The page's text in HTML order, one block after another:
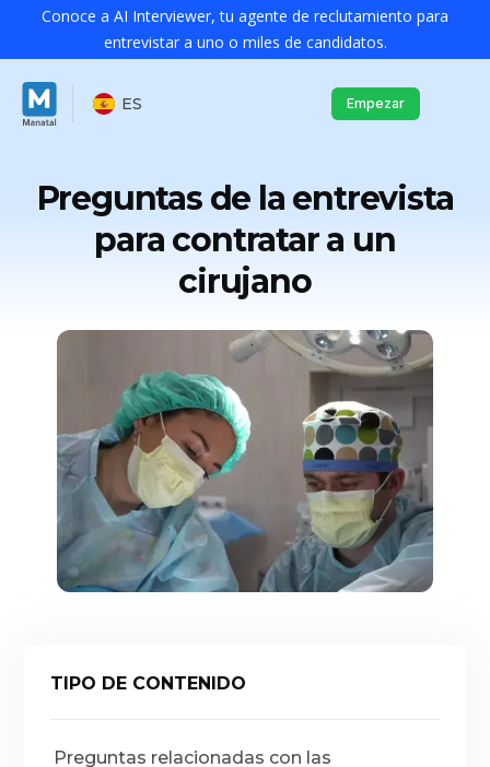
Conoce a AI Interviewer, tu agente de reclutamiento para
entrevistar a uno o miles de candidatos.
ES Empezar
Preguntas de la entrevista
para contratar a un
cirujano
TIPO DE CONTENIDO
Preguntas relacionadas con las